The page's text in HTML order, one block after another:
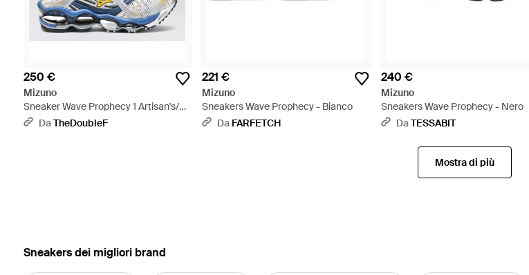
250 €
Mizuno
Sneaker Wave Prophecy 1 Artisan's/
Zinnia/ Strong - Blu
DaTheDoubleF
221 €
Mizuno
Sneakers Wave Prophecy - Bianco
Da FARFETCH
240 €
Mizuno
Sneakers Wave Prophecy - Nero
DaTESSABIT
Mostra di più
‪Sneakers‬ dei migliori brand